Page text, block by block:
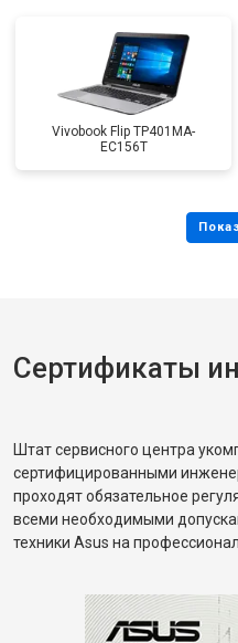
Vivobook Flip TP401MA-
EC156T
Сертификаты
Штат сервисного центра
сертифицированными
проходят обязательное
всеми необходимыми
техники Asus на